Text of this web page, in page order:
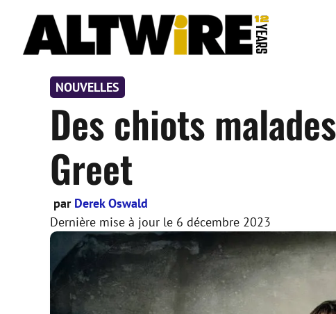
contenu
NOUVELLES
Des chiots
Greet
par Derek Oswald
Dernière mise à jour le 6 décembre 2023